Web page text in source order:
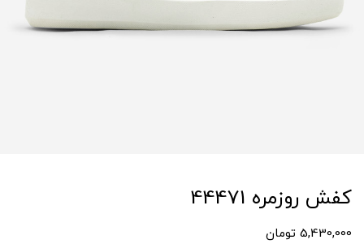
کفش روزمره 44471
5,430,000 تومان